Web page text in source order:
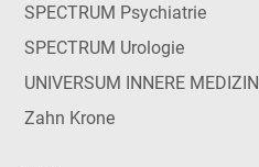
SPECTRUM Psychiatrie
SPECTRUM Urologie
UNIVERSUM INNERE MEDIZIN
Zahn Krone